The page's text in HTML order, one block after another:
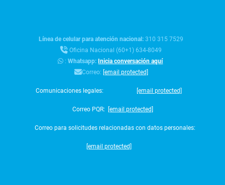
Línea de celular para atención nacional:310 315 7529
Oficina Nacional (60+1) 634-8049
:Whatsapp: Inicia conversación aquí
Correo: [email protected]
Comunicaciones legales: [email protected]
Correo PQR: [email protected]
Correo para solicitudes relacionadas con datos personales:
[email protected]